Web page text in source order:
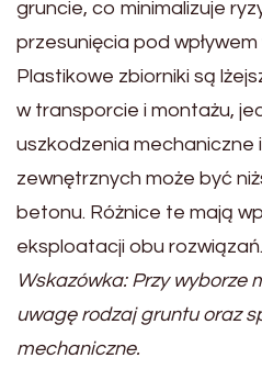
gruncie, co minimalizuje
przesunięcia pod
Plastikowe zbiorniki są
w transporcie i montażu,
uszkodzenia mechaniczne
zewnętrznych może być
betonu. Różnice te mają
eksploatacji obu rozwiązań.
Wskazówka: Przy wyborze
uwagę rodzaj gruntu oraz
mechaniczne.